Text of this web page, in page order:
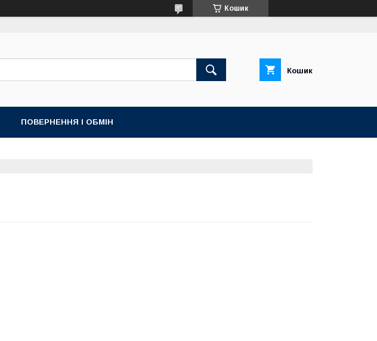
Кошик
Кошик
ПОВЕРНЕННЯ І ОБМІН